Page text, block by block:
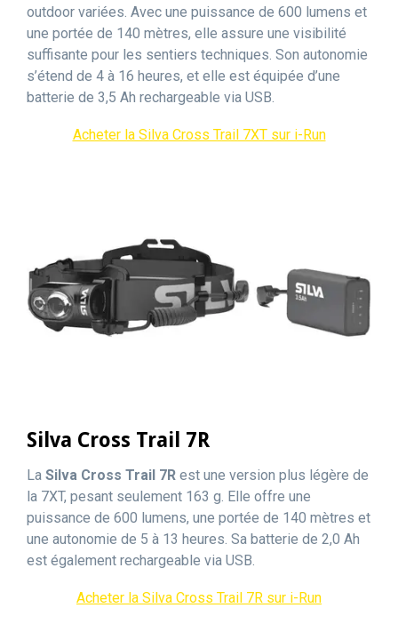
outdoor variées. Avec une puissance de 600 lumens et
une portée de 140 mètres, elle assure une visibilité
suffisante pour les sentiers techniques. Son autonomie
s’étend de 4 à 16 heures, et elle est équipée d’une
batterie de 3,5 Ah rechargeable via USB.
Acheter la Silva Cross Trail 7XT sur i-Run
Silva Cross Trail 7R
La Silva Cross Trail 7R est une version plus légère de
la 7XT, pesant seulement 163 g. Elle offre une
puissance de 600 lumens, une portée de 140 mètres et
une autonomie de 5 à 13 heures. Sa batterie de 2,0 Ah
est également rechargeable via USB.
Acheter la Silva Cross Trail 7R sur i-Run